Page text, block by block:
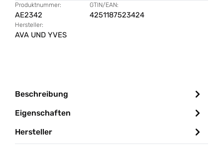
Produktnummer:
AE2342
GTIN/EAN:
4251187523424
Hersteller:
AVA UND YVES
Beschreibung
Eigenschaften
Hersteller